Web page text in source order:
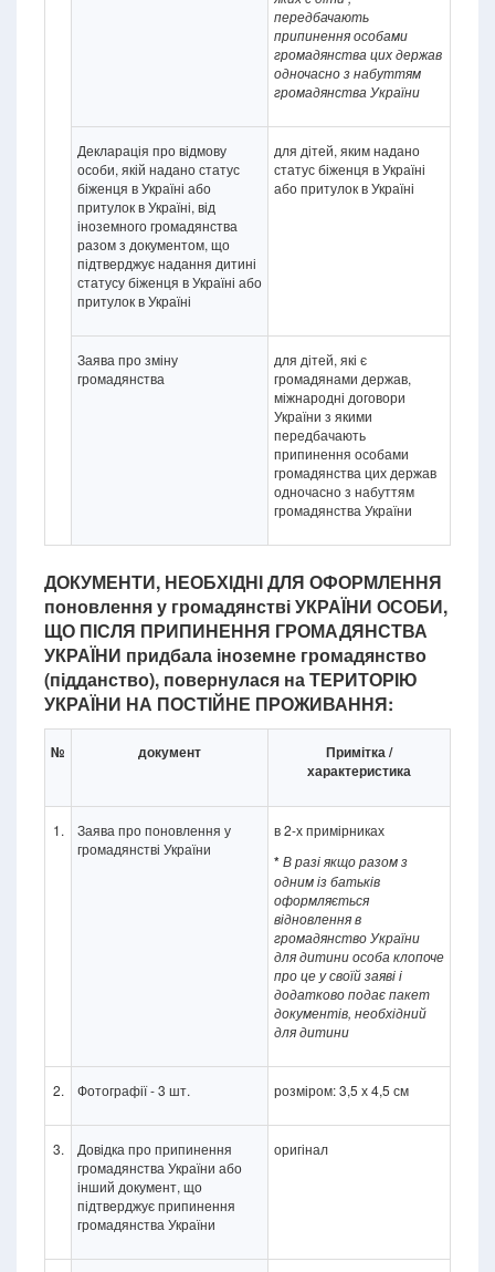
передбачають
припинення особами
громадянства цих держав
одночасно з набуттям
громадянства України
Декларація про відмову
особи, якій надано статус
біженця в Україні або
притулок в Україні, від
іноземного громадянства
разом з документом, що
підтверджує надання дитині
статусу біженця в Україні або
притулок в Україні
для дітей, яким надано
статус біженця в Україні
або притулок в Україні
Заява про зміну
громадянства
для дітей, які є
громадянами держав,
міжнародні договори
України з якими
передбачають
припинення особами
громадянства цих держав
одночасно з набуттям
громадянства України
ДОКУМЕНТИ, НЕОБХІДНІ ДЛЯ ОФОРМЛЕННЯ
поновлення у громадянстві УКРАЇНИ ОСОБИ,
ЩО ПІСЛЯ ПРИПИНЕННЯ ГРОМАДЯНСТВА
УКРАЇНИ придбала іноземне громадянство
(підданство), повернулася на ТЕРИТОРІЮ
УКРАЇНИ НА ПОСТІЙНЕ ПРОЖИВАННЯ:
№ документ
Примітка /
характеристика
1.
Заява про поновлення у
громадянстві України
в 2-х примірниках
*В разі якщо разом з
одним із батьків
оформляється
відновлення в
громадянство України
для дитини особа клопоче
про це у своїй заяві і
додатково подає пакет
документів, необхідний
для дитини
2. Фотографії - 3 шт. розміром: 3,5 х 4,5 см
3.
Довідка про припинення
громадянства України або
інший документ, що
підтверджує припинення
громадянства України
оригінал